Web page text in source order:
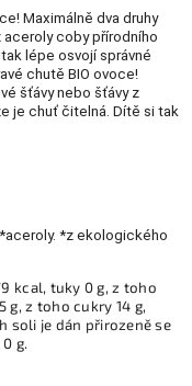
Maximálně dva druhy
coby přírodního
lépe osvojí správné
chutě BIO ovoce!
šťávy nebo šťávy z
je chuť čitelná. Dítě si tak
*z ekologického
kcal, tuky 0 g, z toho
g, z toho cukry 14 g,
soli je dán přirozeně se
g.